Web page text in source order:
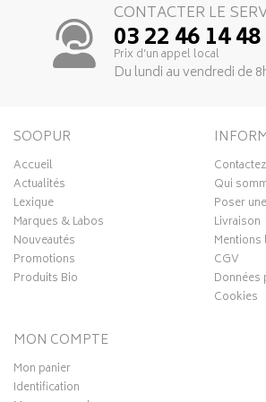
CONTACTER LE
03 22 46 14 48
Prix d’un appel local
Du lundi au vendredi de
SOOPUR
Accueil
Actualités
Lexique
Marques & Labos
Nouveautés
Promotions
Produits Bio
Qui
Poser
Livraison
Mentions
CGV
Cookies
MON COMPTE
Mon panier
Identification